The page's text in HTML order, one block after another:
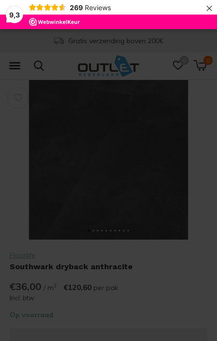
9,3
269 Reviews ×
0
Levertijd 1-2 werkdagen
Floorlife
Southwark dryback anthracite
€36,00 / m2 €120,60 per pak
Incl. btw
Op voorraad